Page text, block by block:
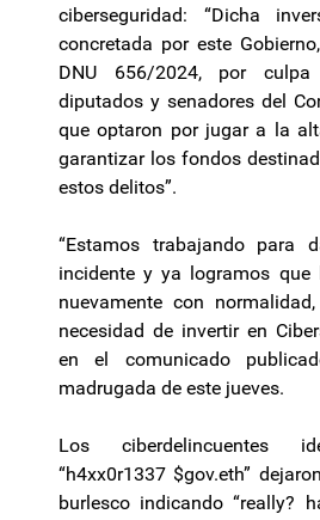
ciberseguridad: “Dicha
concretada por este
DNU 656/2024, por
diputados y senadores del
que optaron por jugar a la
garantizar los fondos
estos delitos”.
“Estamos trabajando para
incidente y ya logramos
nuevamente con
necesidad de invertir en
en el comunicado
madrugada de este jueves.
Los ciberdelincuentes
“h4xx0r1337 $gov.eth”
burlesco indicando “really?